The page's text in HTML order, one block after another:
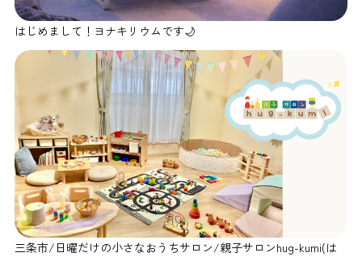
はじめまして！ヨナキリウムです🌙
三条市/日曜だけの小さなおうちサロン/親子サロンhug-kumi(は